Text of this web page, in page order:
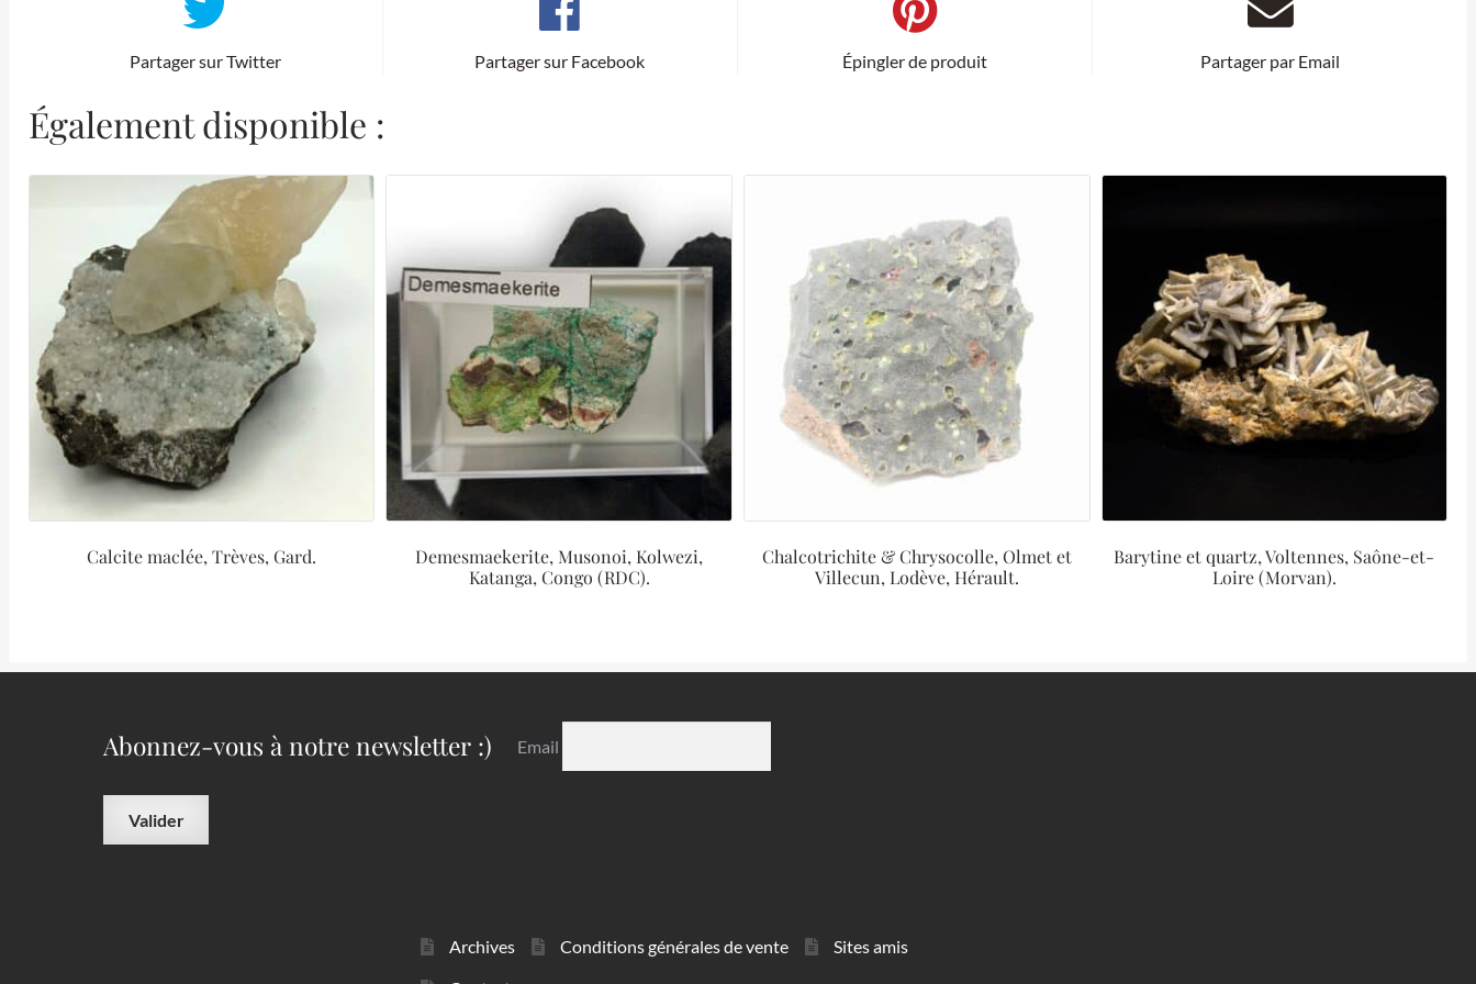
Partager sur Twitter Partager sur Facebook Épingler de produit Partager par Email
Également disponible :
Calcite maclée, Trèves, Gard.
Demesmaekerite, Musonoi, Kolwezi,
Katanga, Congo (RDC).
Chalcotrichite & Chrysocolle, Olmet et
Villecun, Lodève, Hérault.
Barytine et quartz, Voltennes, Saône-et-
Loire (Morvan).
Abonnez-vous à notre newsletter :) Email
Archives Conditions générales de vente
Sites amis